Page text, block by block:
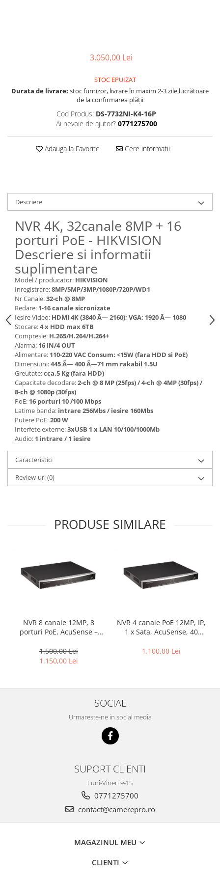
3.050,00 Lei
STOC EPUIZAT
Durata de livrare: stoc furnizor, livrare în maxim 2-3 zile lucrătoare
de la confirmarea plății
Cod Produs: DS-7732NI-K4-16P
Ai nevoie de ajutor? 0771275700
Adauga la Favorite Cere informatii
Descriere
NVR 4K, 32canale 8MP + 16
porturi PoE - HIKVISION
Descriere si informatii
suplimentare
Model / producator: HIKVISION
Inregistrare:8MP/5MP/3MP/1080P/720P/WD1
Nr Canale:32-ch @ 8MP
Redare: 1-16 canale sicronizate
Iesire Video: HDMI 4K (3840 Ã— 2160); VGA: 1920 Ã— 1080
Stocare:4 x HDD max 6TB
Compresie: H.265/H.264/H.264+
Alarma: 16 IN/4 OUT
Alimentare: 110-220 VAC Consum: <15W (fara HDD si PoE)
Dimensiuni:445 Ã— 400 Ã—71 mm rakabil 1.5U
Greutate:cca.5 Kg (fara HDD)
Capacitate decodare:2-ch @ 8 MP (25fps) / 4-ch @ 4MP (30fps) /
8-ch @ 1080p (30fps)
PoE: 16 porturi 10 /100 Mbps
Latime banda: intrare 256Mbs / iesire 160Mbs
Putere PoE:200 W
Interfete externe:3xUSB 1 x LAN 10/100/1000Mb
Audio: 1 intrare / 1 iesire
Caracteristici
Review-uri(0)
PRODUSE SIMILARE
NVR 8 canale 12MP, 8
porturi PoE, AcuSense –
K1/8P
1.500,00 Lei
1.150,00 Lei
NVR 4 canale PoE 12MP, IP,
1 x Sata, AcuSense, 40
DS-7604NXI-K1/4P(D)
1.100,00 Lei
SOCIAL
Urmareste-ne in social media
SUPORT CLIENTI
Luni-Vineri 9-15
0771275700
contact@camerepro.ro
MAGAZINUL MEU
CLIENTI